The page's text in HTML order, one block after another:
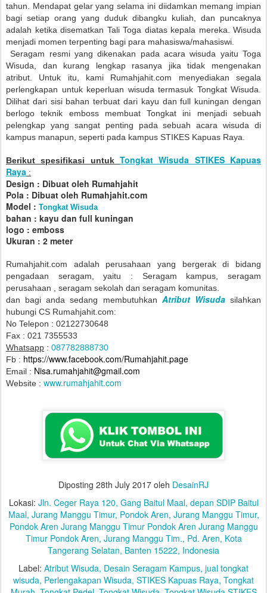
tahun. Mendapat gelar yang selama ini diidamkan memang impian
bagi setiap orang yang duduk dibangku kuliah, dan puncaknya
adalah ketika disematkan Tali Toga diatas kepala mereka. Wisuda
menjadi momen terpenting bagi para mahasiswa/mahasiswi.
Seragam resmi yang dikenakan pada acara wisuda yaitu Toga
Wisuda, dan kurang lengkap rasanya jika tidak mengenakan
atribut. Untuk itu, kami Rumahjahit.com menyediakan segala
perlengkapan untuk keperluan wisuda termasuk Tongkat Wisuda.
Dilihat dari sisi bahan terbuat dari kayu dan full kuningan dengan
berlogo teknik emboss membuat Tongkat ini menjadi sebuah
pelengkap yang sangat penting pada sebuah acara wisuda di
kampus manapun, seperti pada kampus STIKES Kapuas Raya.
Berikut spesifikasi untuk Tongkat Wisuda STIKES Kapuas
Raya :
Design : Dibuat oleh Rumahjahit
Pola : Dibuat oleh Rumahjahit.com
Model : Tongkat Wisuda
bahan : kayu dan full kuningan
logo : emboss
Ukuran : 2 meter
Rumahjahit.com adalah perusahaan yang bergerak di bidang
pengadaan seragam, yaitu : Seragam kampus, seragam
perusahaan , seragam sekolah dan seragam komunitas.
dan bagi anda sedang membutuhkan Atribut Wisudasilahkan
hubungi CS Rumahjahit.com:
No Telepon : 02122730648
Fax : 021 7355533
Whatsapp : 087782888730
Fb : https://www.facebook.com/Rumahjahit.page
Email : Nisa.rumahjahit@gmail.com
Website : www.rumahjahit.com
Diposting 28th July 2017 oleh DesainRJ
Lokasi: Jln. Ceger Raya 120, Gang Baitul Maal, depan SDIP Baitul
Maal, Jurang Manggu Timur, Pondok Aren, Jurang Manggu Timur,
Pondok Aren Jurang Manggu Timur Pondok Aren Jurang Manggu
Timur Pondok Aren, Jurang Manggu Tim., Pd. Aren, Kota
Tangerang Selatan, Banten 15222, Indonesia
Label: Atribut Wisuda Desain Seragam Kampus jual tongkat
wisuda Perlengakapan Wisuda STIKES Kapuas Raya Tongkat